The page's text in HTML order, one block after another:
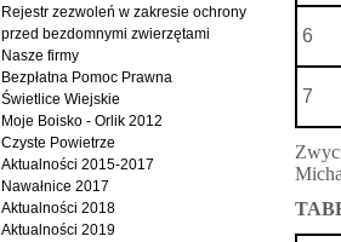
Rejestr zezwoleń w zakresie ochrony
przed bezdomnymi zwierzętami
Nasze firmy
Bezpłatna Pomoc Prawna
Świetlice Wiejskie
Moje Boisko - Orlik 2012
Czyste Powietrze
Aktualności 2015-2017
Nawałnice 2017
Aktualności 2018
Aktualności 2019
6
7